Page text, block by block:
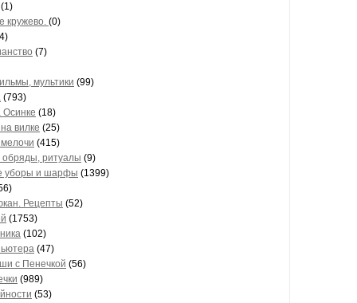
кружево. (0)
(7)
мультики (99)
(793)
Осинке (18)
вилке (25)
(415)
обряды, ритуалы (9)
уборы и шарфы (1399)
Рецепты (52)
(1753)
(102)
(47)
с Пенечкой (56)
(989)
(53)